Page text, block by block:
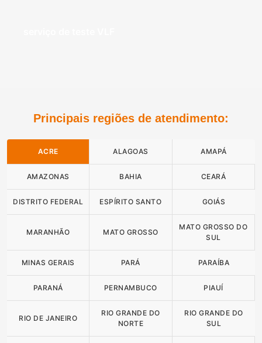
Principais regiões de atendimento:
ACRE ALAGOAS AMAPÁ
AMAZONAS BAHIA CEARÁ
DISTRITO FEDERAL ESPÍRITO SANTO GOIÁS
MARANHÃO MATO GROSSO
MATO GROSSO DO
SUL
MINAS GERAIS PARÁ PARAÍBA
PARANÁ PERNAMBUCO PIAUÍ
RIO DE JANEIRO
RIO GRANDE DO
NORTE
RIO GRANDE DO
SUL